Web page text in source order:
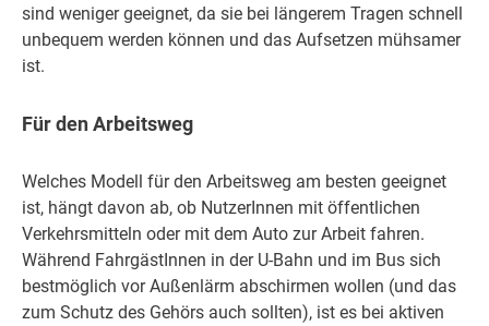
sind weniger geeignet, da sie bei längerem Tragen schnell
unbequem werden können und das Aufsetzen mühsamer
ist.
Für den Arbeitsweg
Welches Modell für den Arbeitsweg am besten geeignet
ist, hängt davon ab, ob NutzerInnen mit öffentlichen
Verkehrsmitteln oder mit dem Auto zur Arbeit fahren.
Während FahrgästInnen in der U-Bahn und im Bus sich
bestmöglich vor Außenlärm abschirmen wollen (und das
zum Schutz des Gehörs auch sollten), ist es bei aktiven